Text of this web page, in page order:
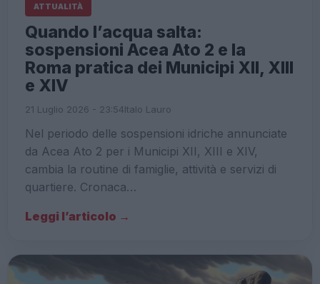
ATTUALITÀ
Quando l’acqua salta:
sospensioni Acea Ato 2 e la
Roma pratica dei Municipi XII, XIII
e XIV
21 Luglio 2026 - 23:54Italo Lauro
Nel periodo delle sospensioni idriche annunciate
da Acea Ato 2 per i Municipi XII, XIII e XIV,
cambia la routine di famiglie, attività e servizi di
quartiere. Cronaca…
Leggi l’articolo →